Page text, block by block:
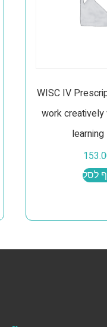
WISC IV
work creatively
לסל